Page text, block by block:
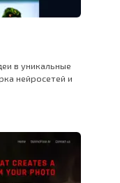
в уникальные
нейросетей и